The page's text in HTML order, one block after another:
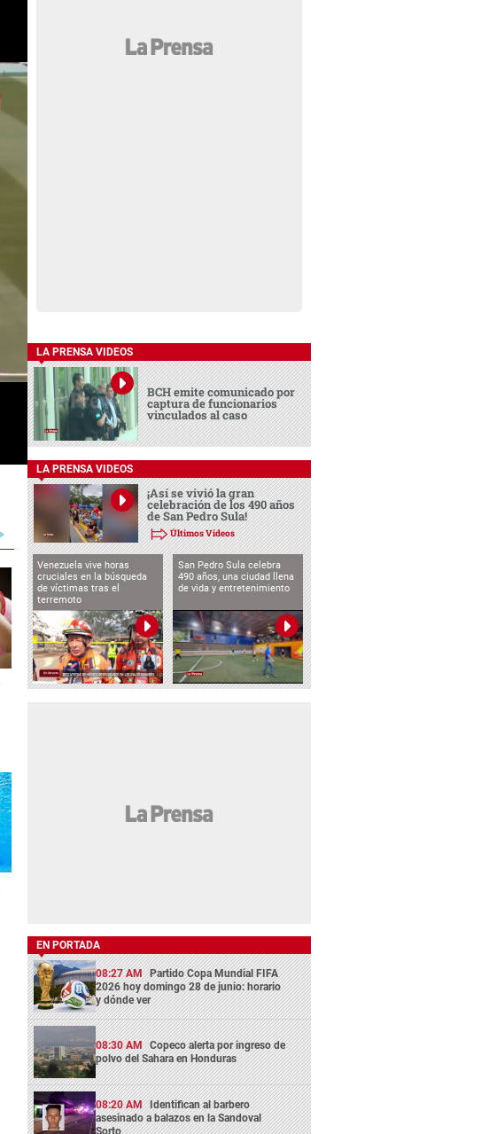
LA PRENSA VIDEOS
BCH emite comunicado por
captura de funcionarios
vinculados al caso
LA PRENSA VIDEOS
¡Así se vivió la gran
celebración de los 490 años
de San Pedro Sula!
Últimos Videos
Venezuela vive horas
cruciales en la búsqueda
de víctimas tras el
terremoto
San Pedro Sula celebra
490 años, una ciudad llena
de vida y entretenimiento
EN PORTADA
08:27 AM Partido Copa Mundial FIFA
2026 hoy domingo 28 de junio: horario
y dónde ver
08:30 AM Copeco alerta por ingreso de
polvo del Sahara en Honduras
08:20 AM Identifican al barbero
asesinado a balazos en la Sandoval